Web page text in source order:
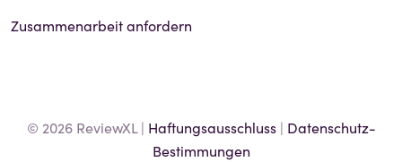
Zusammenarbeit anfordern
© 2026 ReviewXL | Haftungsausschluss| Datenschutz-
Bestimmungen